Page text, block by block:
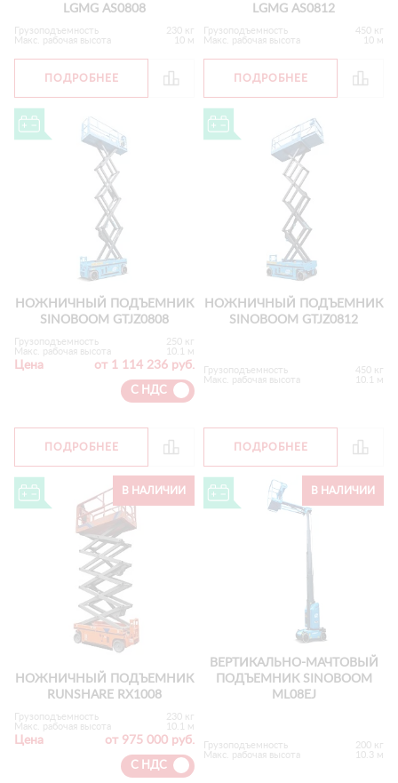
LGMG AS0808
Грузоподъемность
230 кг
Макс. рабочая высота
10 м
ПОДРОБНЕЕ
LGMG AS0812
Грузоподъемность
450 кг
Макс. рабочая высота
10 м
ПОДРОБНЕЕ
НОЖНИЧНЫЙ ПОДЪЕМНИК
SINOBOOM GTJZ0808
Грузоподъемность
250 кг
Макс. рабочая высота
10.1 м
Цена от 1 114 236 руб.
С НДС
ПОДРОБНЕЕ
НОЖНИЧНЫЙ ПОДЪЕМНИК
SINOBOOM GTJZ0812
Грузоподъемность
450 кг
Макс. рабочая высота
10.1 м
ПОДРОБНЕЕ
В НАЛИЧИИ
НОЖНИЧНЫЙ ПОДЪЕМНИК
RUNSHARE RX1008
Грузоподъемность
230 кг
Макс. рабочая высота
10.1 м
Цена от 975 000 руб.
С НДС
В НАЛИЧИИ
ВЕРТИКАЛЬНО-МАЧТОВЫЙ
ПОДЪЕМНИК SINOBOOM
ML08EJ
Грузоподъемность
200 кг
Макс. рабочая высота
10.3 м